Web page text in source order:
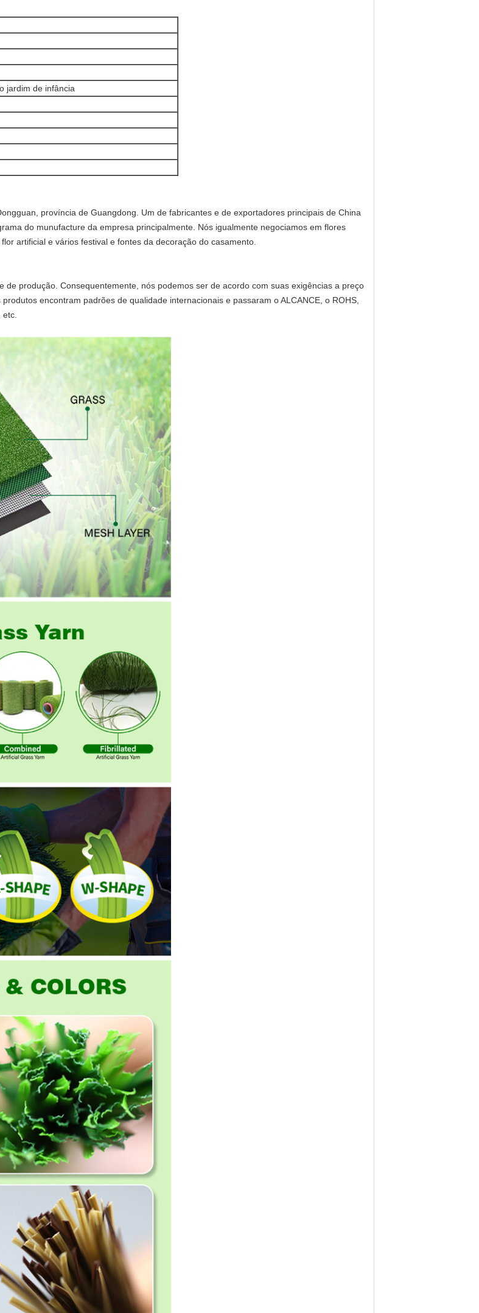
jardim de infância
província de Guangdong. Um de fabricantes e de exportadores principais de China
do munufacture da empresa principalmente. Nós igualmente negociamos em flores
artificial e vários festival e fontes da decoração do casamento.
de produção. Consequentemente, nós podemos ser de acordo com suas exigências a preço
encontram padrões de qualidade internacionais e passaram o ALCANCE, o ROHS,